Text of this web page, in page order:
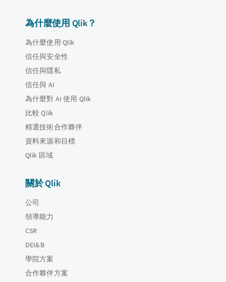
為什麼使用 Qlik？
為什麼使用 Qlik
信任與安全性
信任與隱私
信任與 AI
為什麼對 AI 使用 Qlik
比較 Qlik
精選技術合作夥伴
資料來源和目標
Qlik 區域
關於 Qlik
公司
領導能力
CSR
DEI&B
學院方案
合作夥伴方案